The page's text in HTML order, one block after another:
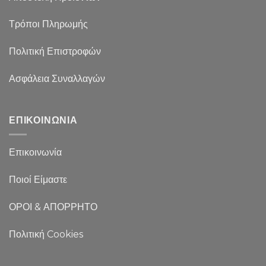
Τρόποι Πληρωμής
Πολιτική Επιστροφών
Ασφάλεια Συναλλαγών
ΕΠΙΚΟΙΝΩΝΙΑ
Επικοινωνία
Ποιοί Είμαστε
ΟΡΟΙ & ΑΠΟΡΡΗΤΟ
Πολιτική Cookies